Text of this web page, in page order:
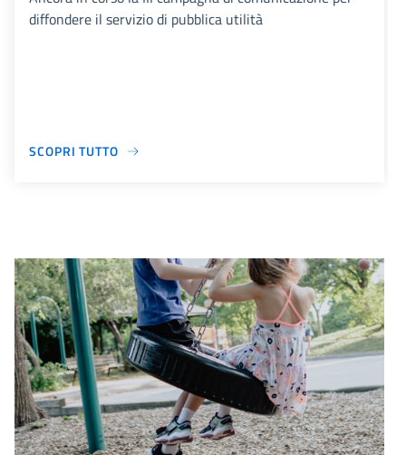
diffondere il servizio di pubblica utilità
SCOPRI TUTTO